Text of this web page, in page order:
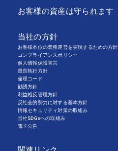
お客様の資産は守られます
当社の方針
お客様本位の業務運営を実現するための方針
コンプライアンスポリシー
個人情報保護宣言
最良執行方針
倫理コード
勧誘方針
利益相反管理方針
反社会的勢力に対する基本方針
情報セキュリティ対策の取組み
当社SDGsへの取組み
電子公告